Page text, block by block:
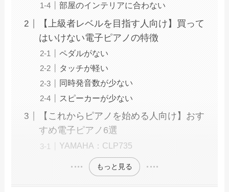
部屋のインテリアに合わない
【上級者レベルを目指す人向け】買って
はいけない電子ピアノの特徴
ペダルがない
タッチが軽い
同時発音数が少ない
スピーカーが少ない
【これからピアノを始める人向け】おす
すめ電子ピアノ6選
YAMAHA：CLP735
もっと見る